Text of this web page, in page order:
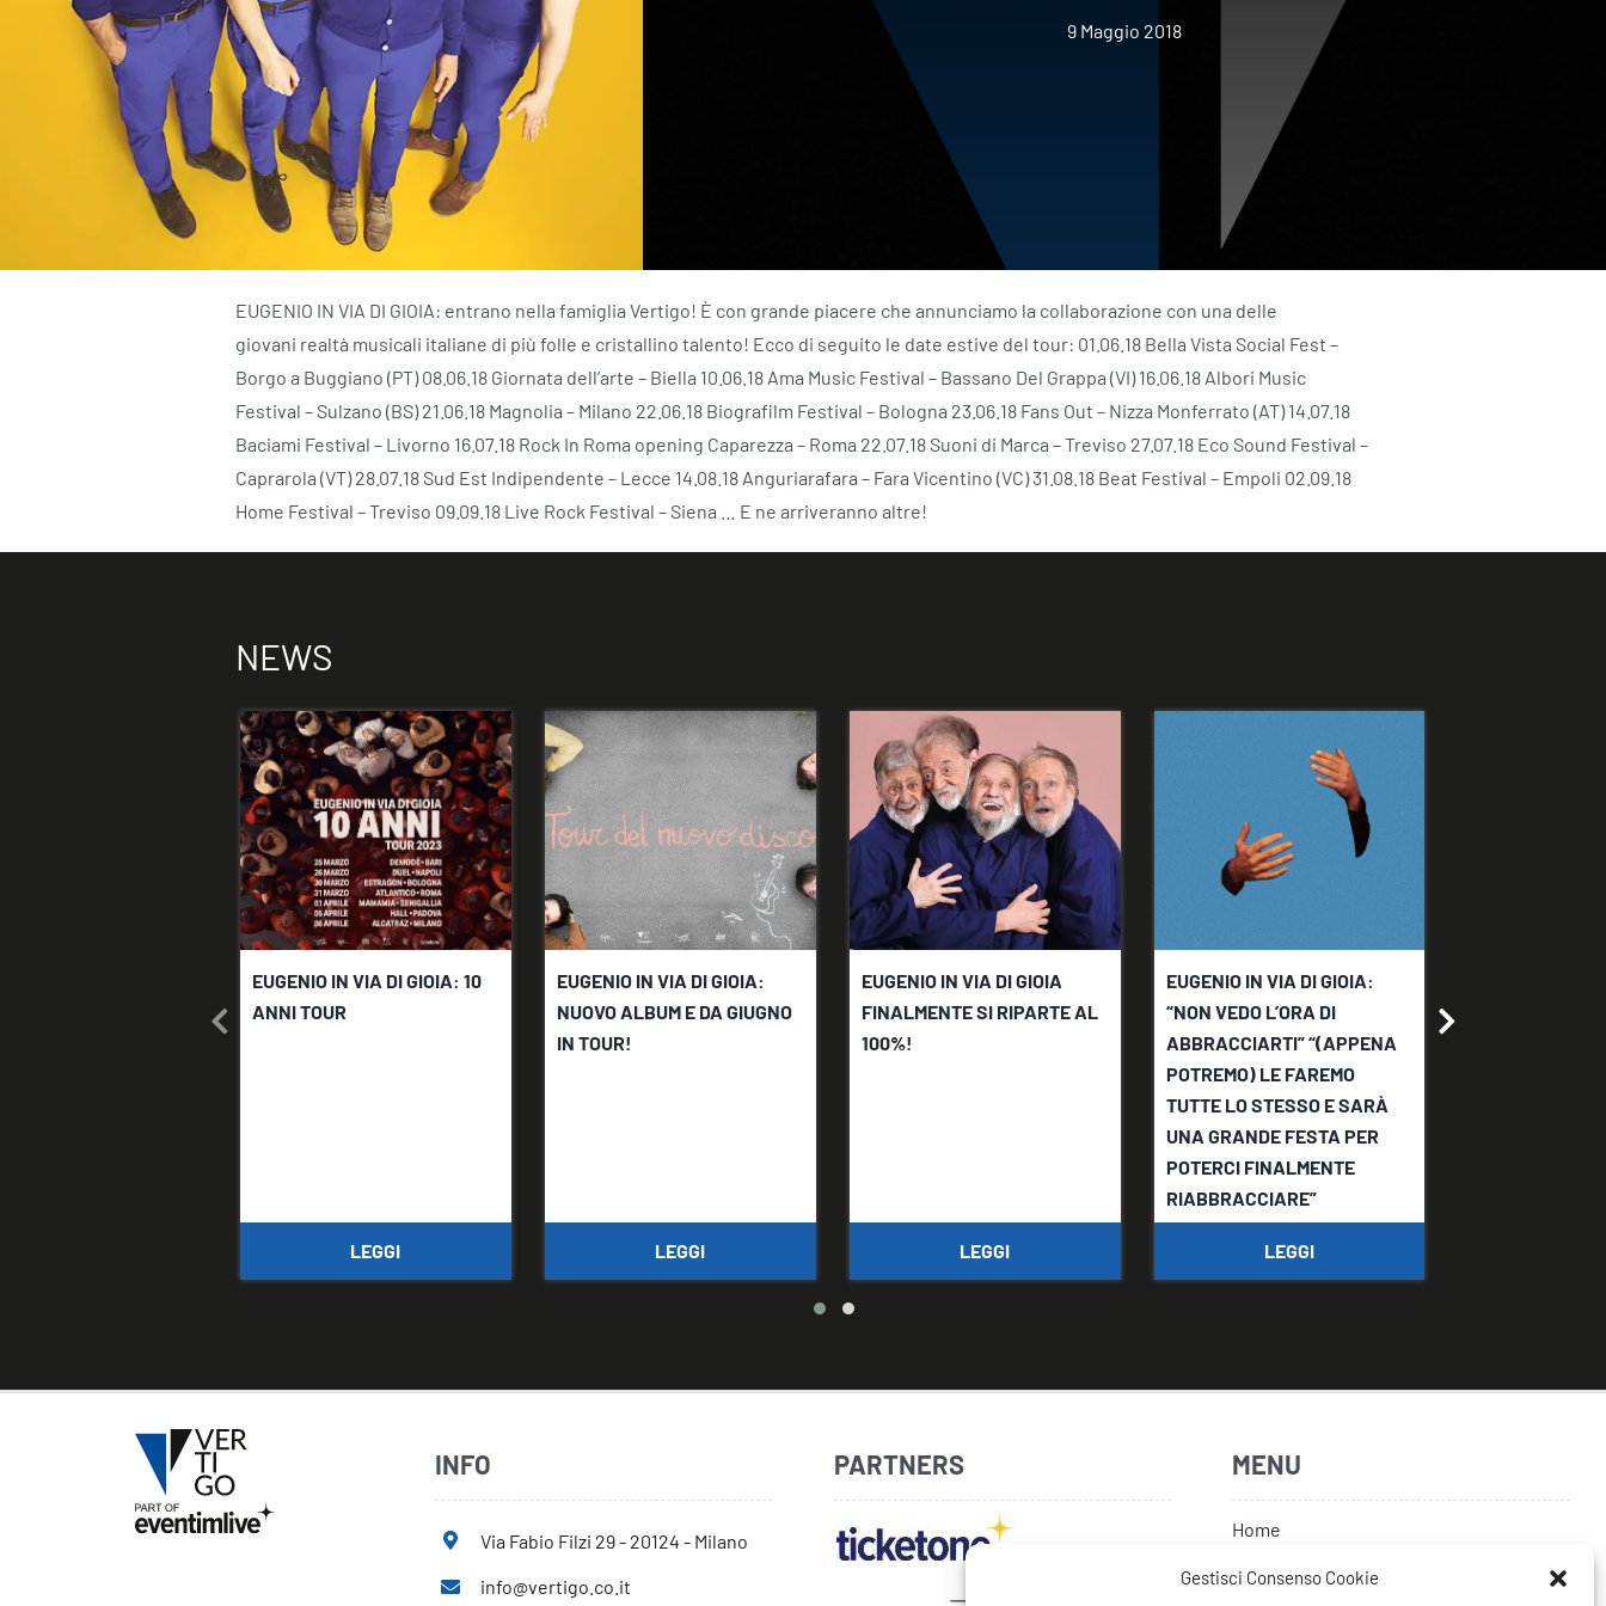
Gestisci Consenso Cookie
9 Maggio 2018
EUGENIO IN VIA DI GIOIA: entrano nella famiglia Vertigo! È con grande piacere che annunciamo la collaborazione con una delle
giovani realtà musicali italiane di più folle e cristallino talento! Ecco di seguito le date estive del tour: 01.06.18 Bella Vista Social Fest –
Borgo a Buggiano (PT) 08.06.18 Giornata dell’arte – Biella 10.06.18 Ama Music Festival – Bassano Del Grappa (VI) 16.06.18 Albori Music
Festival – Sulzano (BS) 21.06.18 Magnolia – Milano 22.06.18 Biografilm Festival – Bologna 23.06.18 Fans Out – Nizza Monferrato (AT) 14.07.18
Baciami Festival – Livorno 16.07.18 Rock In Roma opening Caparezza – Roma 22.07.18 Suoni di Marca – Treviso 27.07.18 Eco Sound Festival –
Caprarola (VT) 28.07.18 Sud Est Indipendente – Lecce 14.08.18 Anguriarafara – Fara Vicentino (VC) 31.08.18 Beat Festival – Empoli 02.09.18
Home Festival – Treviso 09.09.18 Live Rock Festival – Siena … E ne arriveranno altre!
NEWS
EUGENIO IN VIA DI GIOIA: 10
ANNI TOUR
LEGGI
EUGENIO IN VIA DI GIOIA:
NUOVO ALBUM E DA GIUGNO
IN TOUR!
LEGGI
EUGENIO IN VIA DI GIOIA
FINALMENTE SI RIPARTE AL
100%!
LEGGI
EUGENIO IN VIA DI GIOIA:
“NON VEDO L’ORA DI
ABBRACCIARTI” “(APPENA
POTREMO) LE FAREMO
TUTTE LO STESSO E SARÀ
UNA GRANDE FESTA PER
POTERCI FINALMENTE
RIABBRACCIARE”
LEGGI
INFO
Via Fabio Filzi 29 - 20124 - Milano
info@vertigo.co.it
PARTNERS MENU
Home
Artisti